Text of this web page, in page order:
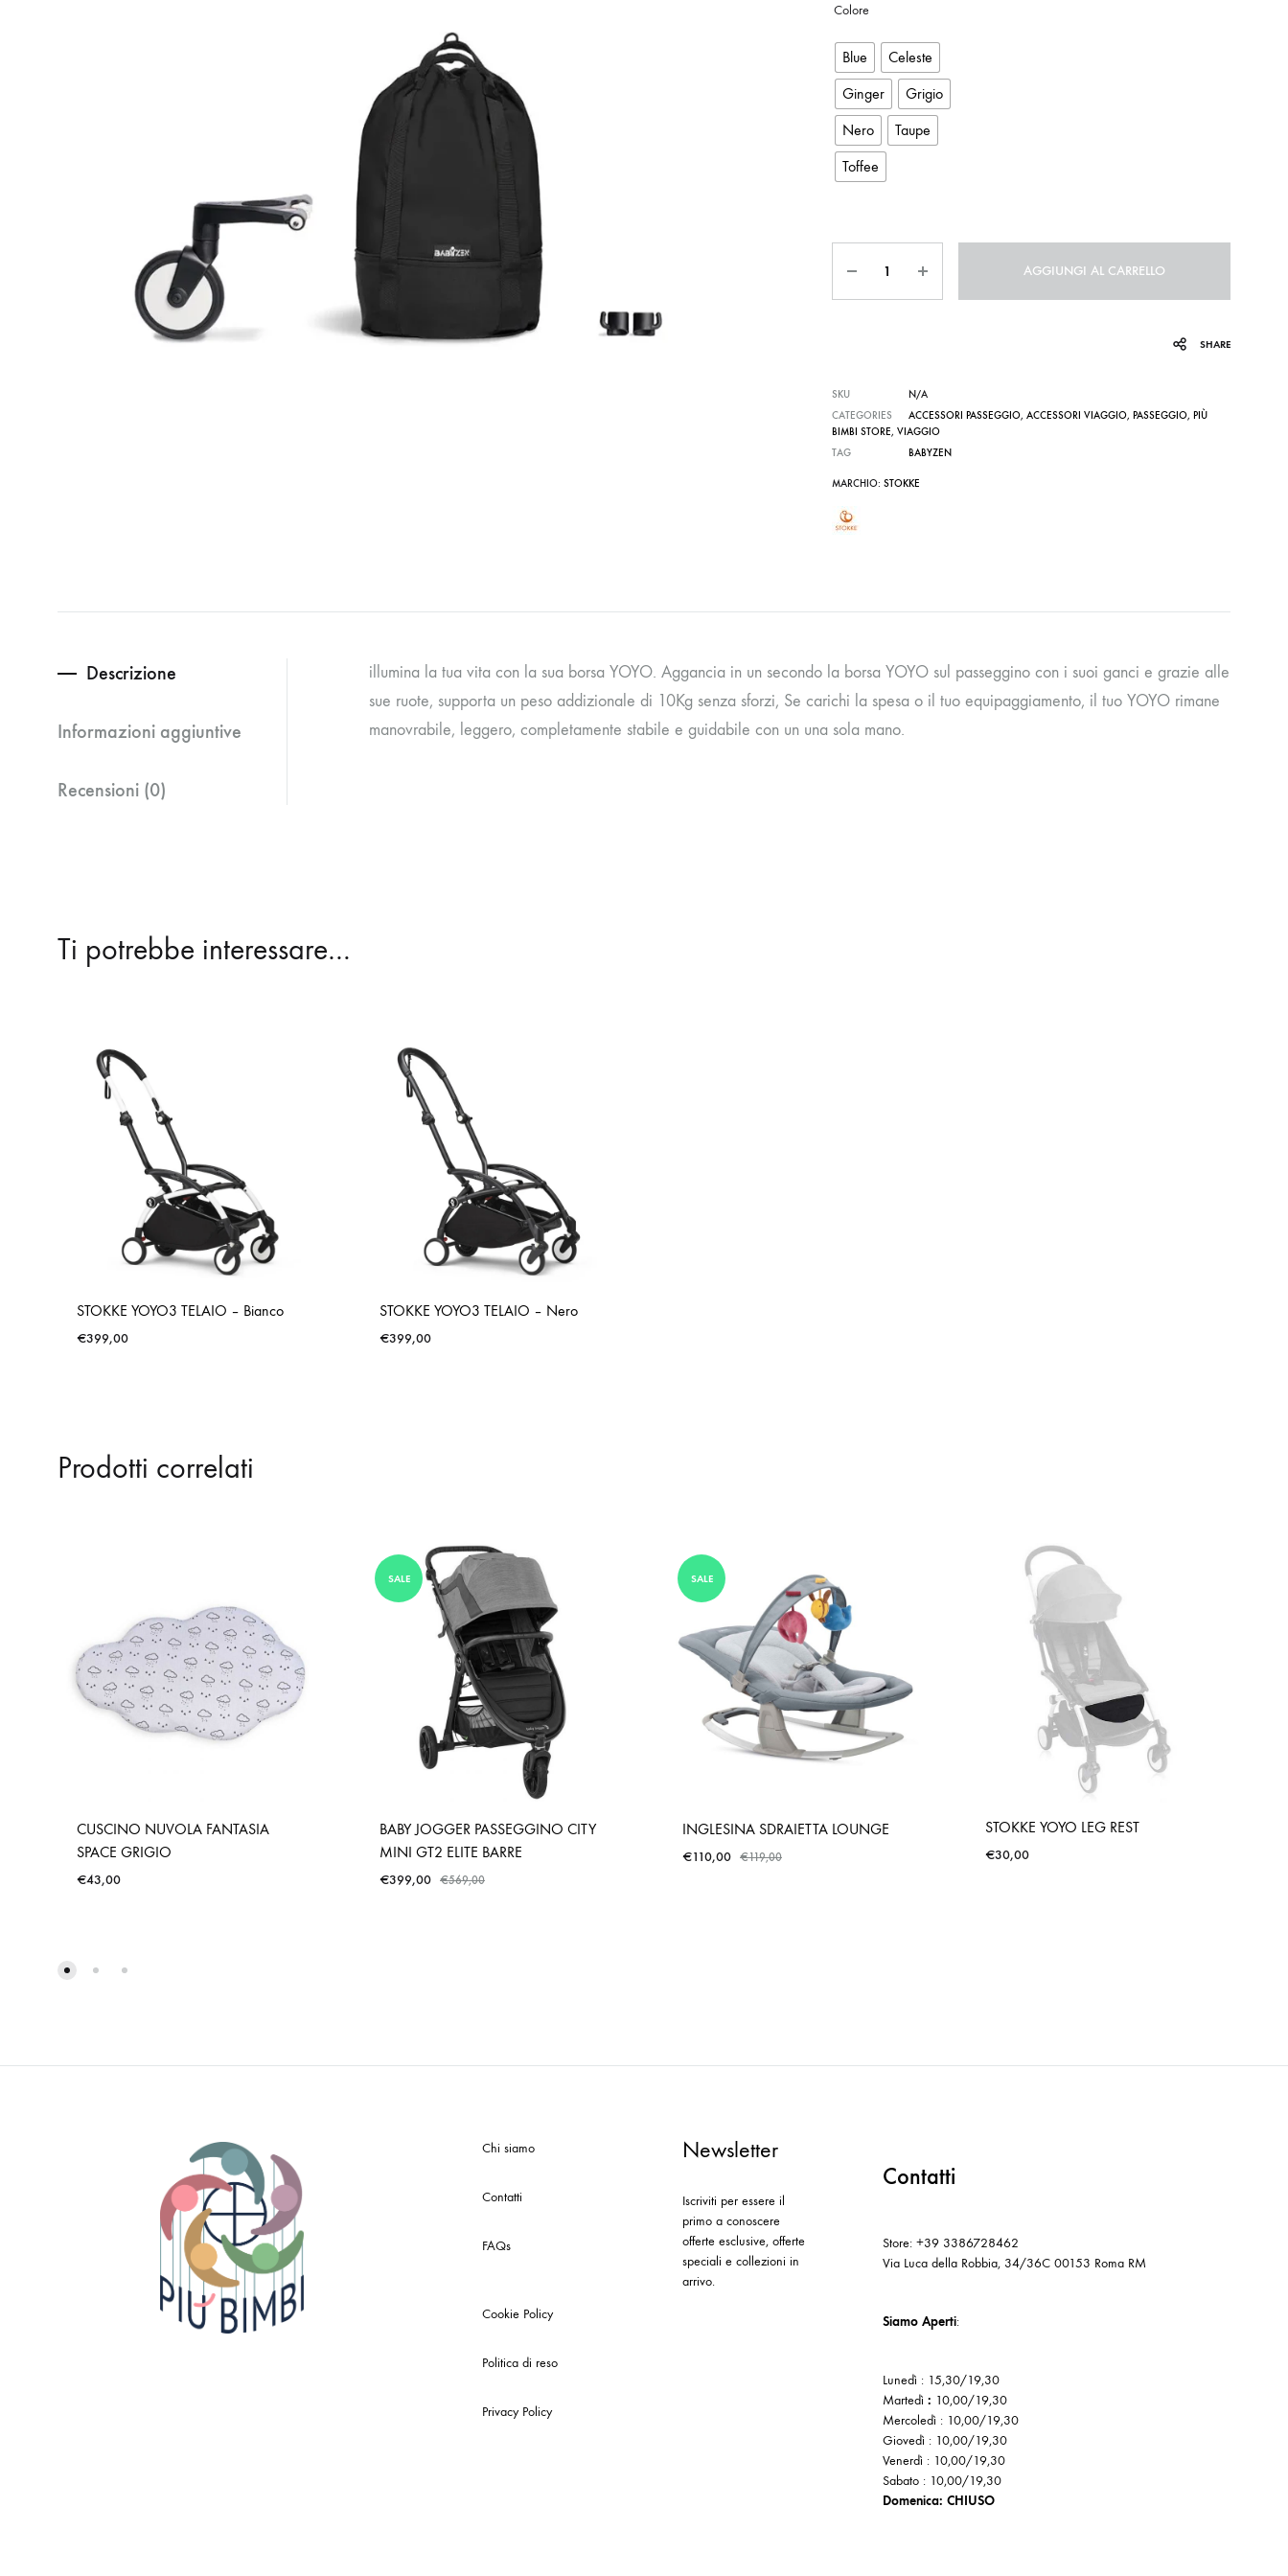
Colore
Blue
Celeste
Ginger
Grigio
Nero
Taupe
Toffee
AGGIUNGI AL CARRELLO
SHARE
SKU
N/A
CATEGORIES
ACCESSORI PASSEGGIO, ACCESSORI VIAGGIO, PASSEGGIO, PIÙ
BIMBI STORE, VIAGGIO
TAG
BABYZEN
MARCHIO: STOKKE
Descrizione
Informazioni aggiuntive
Recensioni (0)
illumina la tua vita con la sua borsa YOYO. Aggancia in un secondo la borsa YOYO sul passeggino con i suoi ganci e grazie alle
sue ruote, supporta un peso addizionale di 10Kg senza sforzi, Se carichi la spesa o il tuo equipaggiamento, il tuo YOYO rimane
manovrabile, leggero, completamente stabile e guidabile con un una sola mano.
Ti potrebbe interessare…
STOKKE YOYO3 TELAIO – Bianco
€399,00
STOKKE YOYO3 TELAIO – Nero
€399,00
Prodotti correlati
CUSCINO NUVOLA FANTASIA
SPACE GRIGIO
€43,00
SALE
BABY JOGGER PASSEGGINO CITY
MINI GT2 ELITE BARRE
€399,00 €569,00
SALE
INGLESINA SDRAIETTA LOUNGE
€110,00 €119,00
STOKKE YOYO LEG REST
€30,00
Chi siamo
Contatti
FAQs
Cookie Policy
Politica di reso
Privacy Policy
Newsletter
Iscriviti per essere il
primo a conoscere
offerte esclusive, offerte
speciali e collezioni in
arrivo.
Contatti
Store: +39 3386728462
Via Luca della Robbia, 34/36C 00153 Roma RM
Siamo Aperti:
Lunedì : 15,30/19,30
Martedì : 10,00/19,30
Mercoledì : 10,00/19,30
Giovedì : 10,00/19,30
Venerdì : 10,00/19,30
Sabato : 10,00/19,30
Domenica: CHIUSO